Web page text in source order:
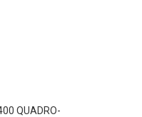
QUADRO-